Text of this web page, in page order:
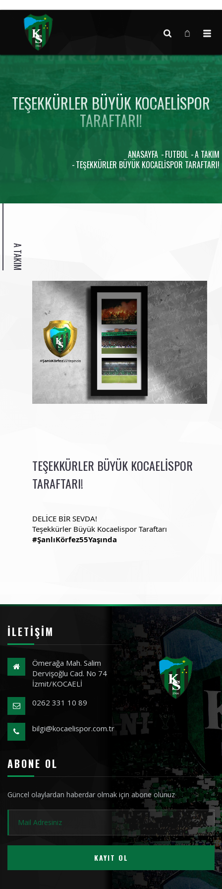
TEŞEKKÜRLER BÜYÜK KOCAELISPOR
TARAFTARI!
ANASAYFA FUTBOL A TAKIM
TEŞEKKÜRLER BÜYÜK KOCAELISPOR TARAFTARI!
A TAKIM
TEŞEKKÜRLER BÜYÜK KOCAELISPOR
TARAFTARI!
DELİCE BİR SEVDA!
Teşekkürler Büyük Kocaelispor Taraftarı
#ŞanlıKörfez55Yaşında
İLETIŞIM
Ömerağa Mah. Salim
Dervişoğlu Cad. No 74
İzmit/KOCAELİ
0262 331 10 89
bilgi@kocaelispor.com.tr
ABONE OL
Güncel olaylardan haberdar olmak için abone olunuz
KAYIT OL